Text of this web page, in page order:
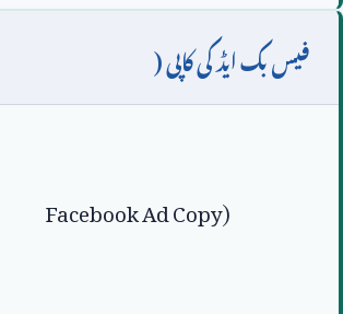
فیس بک ایڈ کی کاپی (
Facebook Ad Copy)